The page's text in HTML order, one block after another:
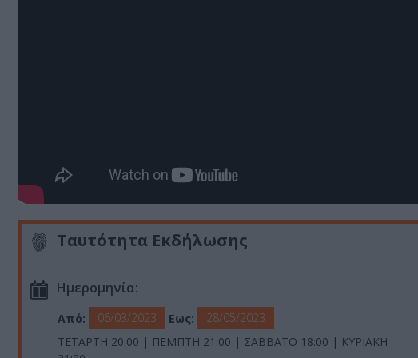
Ταυτότητα Εκδήλωσης
Ημερομηνία:
Από: 06/03/2023 Εως:
28/05/2023
ΤΕΤΑΡΤΗ 20:00 | ΠΕΜΠΤΗ 21:00 | ΣΑΒΒΑΤΟ 18:00 | ΚΥΡΙΑΚΗ